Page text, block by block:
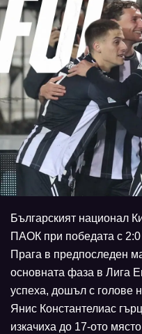
Българският национал
ПАОК при победата с
Прага в предпоследен
основната фаза в Лига
успеха, дошъл с голове
Янис Константелиас
изкачиха до 17-ото